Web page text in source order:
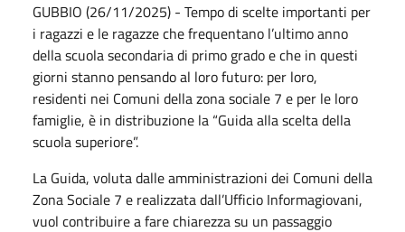
GUBBIO (26/11/2025) - Tempo di scelte importanti per
i ragazzi e le ragazze che frequentano l’ultimo anno
della scuola secondaria di primo grado e che in questi
giorni stanno pensando al loro futuro: per loro,
residenti nei Comuni della zona sociale 7 e per le loro
famiglie, è in distribuzione la “Guida alla scelta della
scuola superiore”.
La Guida, voluta dalle amministrazioni dei Comuni della
Zona Sociale 7 e realizzata dall’Ufficio Informagiovani,
vuol contribuire a fare chiarezza su un passaggio